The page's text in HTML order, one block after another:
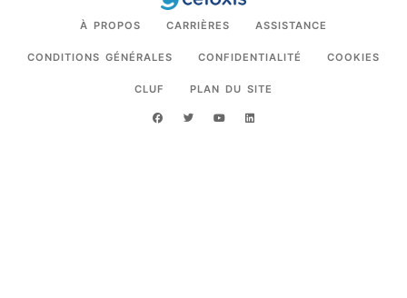
À PROPOS CARRIÈRES ASSISTANCE
CONDITIONS GÉNÉRALES CONFIDENTIALITÉ COOKIES
CLUF PLAN DU SITE